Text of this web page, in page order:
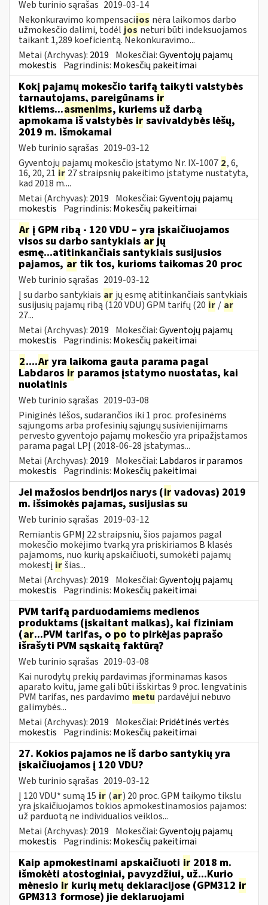
Web turinio sąrašas 2019-03-14
Nekonkuravimo kompensacijos nėra laikomos darbo
užmokesčio dalimi, todėl josneturi būti indeksuojamos
taikant 1,289 koeficientą. Nekonkuravimo...
Metai (Archyvas): 2019 Mokesčiai:Gyventojų pajamų
mokestis Pagrindinis: Mokesčių pakeitimai
Kokį pajamų mokesčio tarifą taikyti valstybės
tarnautojams, pareigūnams ir
kitiems...asmenims, kuriems už darbą
apmokama iš valstybės ir savivaldybės lėšų,
2019 m. išmokamai
Web turinio sąrašas 2019-03-12
Gyventojų pajamų mokesčio įstatymo Nr. IX-1007 2, 6,
16, 20, 21 ir 27 straipsnių pakeitimo įstatyme nustatyta,
kad 2018 m....
Metai (Archyvas): 2019 Mokesčiai:Gyventojų pajamų
mokestis Pagrindinis: Mokesčių pakeitimai
Ar į GPM ribą - 120 VDU – yra įskaičiuojamos
visos su darbo santykiais arjų
esmę...atitinkančiais santykiais susijusios
pajamos, ar tik tos, kurioms taikomas 20 proc
Web turinio sąrašas 2019-03-12
Į su darbo santykiais ar jų esmę atitinkančiais santykiais
susijusių pajamų ribą (120 VDU) GPM tarifų (20 ir / ar
27...
Metai (Archyvas): 2019 Mokesčiai:Gyventojų pajamų
mokestis Pagrindinis: Mokesčių pakeitimai
2....Ar yra laikoma gauta parama pagal
Labdaros ir paramos įstatymo nuostatas, kai
nuolatinis
Web turinio sąrašas 2019-03-08
Piniginės lėšos, sudarančios iki 1 proc. profesinėms
sąjungoms arba profesinių sąjungų susivienijimams
pervesto gyventojo pajamų mokesčio yra pripažįstamos
parama pagal LPĮ (2018-06-28 įstatymas...
Metai (Archyvas): 2019 Mokesčiai: Labdaros ir paramos
mokestis Pagrindinis: Mokesčių pakeitimai
Jei mažosios bendrijos narys (ir vadovas) 2019
m. išsimokės pajamas, susijusias su
Web turinio sąrašas 2019-03-12
Remiantis GPMĮ 22 straipsniu, šios pajamos pagal
mokesčio mokėjimo tvarką yra priskiriamos B klasės
pajamoms, nuo kurių apskaičiuoti, sumokėti pajamų
mokestį iršias...
Metai (Archyvas): 2019 Mokesčiai:Gyventojų pajamų
mokestis Pagrindinis: Mokesčių pakeitimai
PVM tarifą parduodamiems medienos
produktams (įskaitant malkas), kai fiziniam
(ar...PVM tarifas, o po to pirkėjas paprašo
išrašyti PVM sąskaitą faktūrą?
Web turinio sąrašas 2019-03-08
Kai nurodytų prekių pardavimas įforminamas kasos
aparato kvitu, jame gali būti išskirtas 9 proc. lengvatinis
PVM tarifas, nes pardavimo metu pardavėjui nebuvo
galimybės...
Metai (Archyvas): 2019 Mokesčiai: Pridėtinės vertės
mokestis Pagrindinis: Mokesčių pakeitimai
27. Kokios pajamos ne iš darbo santykių yra
įskaičiuojamos į 120 VDU?
Web turinio sąrašas 2019-03-12
Į 120 VDU* sumą 15 ir (ar) 20 proc. GPM taikymo tikslu
yra įskaičiuojamos tokios apmokestinamosios pajamos:
už parduotą ne individualios veiklos...
Metai (Archyvas): 2019 Mokesčiai:Gyventojų pajamų
mokestis Pagrindinis: Mokesčių pakeitimai
Kaip apmokestinami apskaičiuoti ir 2018 m.
išmokėti atostoginiai, pavyzdžiui, už...Kurio
mėnesio ir kurių metų deklaracijose (GPM312 ir
GPM313 formose) jie deklaruojami